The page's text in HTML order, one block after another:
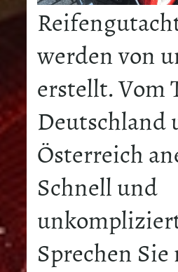
werden von
erstellt.
Deutschland
Österreich
Schnell
Sprechen